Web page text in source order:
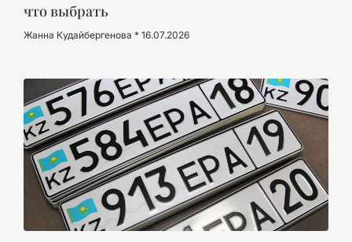
что выбрать
Жанна Кудайбергенова 16.07.2026